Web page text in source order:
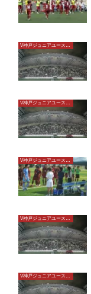
V神戸ジュニアユースU15
V神戸ジュニアユースU15